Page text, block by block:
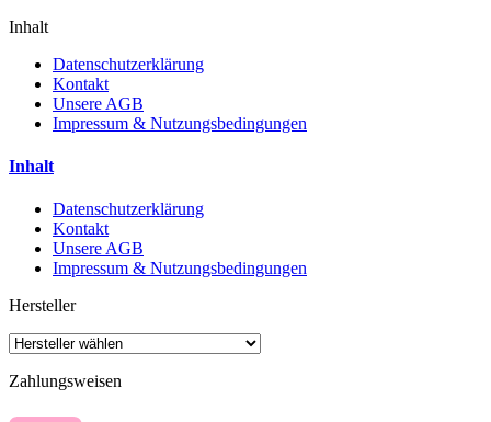
Inhalt
Datenschutzerklärung
Kontakt
Unsere AGB
Impressum & Nutzungsbedingungen
Inhalt
Datenschutzerklärung
Kontakt
Unsere AGB
Impressum & Nutzungsbedingungen
Hersteller
Zahlungsweisen